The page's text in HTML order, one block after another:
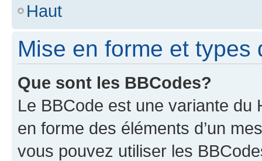
Haut
Mise en forme et types
Que sont les BBCodes?
Le BBCode est une variante du
en forme des éléments d’un
vous pouvez utiliser les